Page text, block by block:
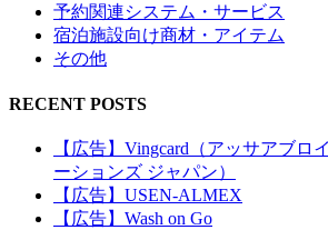
予約関連システム・サービス
宿泊施設向け商材・アイテム
その他
RECENT POSTS
【広告】Vingcard（アッサアブロ
ーションズ ジャパン）
【広告】USEN-ALMEX
【広告】Wash on Go